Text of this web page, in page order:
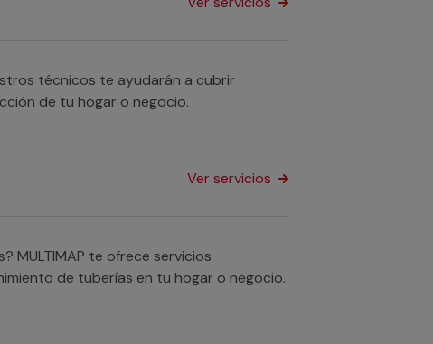
técnicos te ayudarán a cubrir
de tu hogar o negocio.
Ver servicios
MULTIMAP te ofrece servicios
de tuberías en tu hogar o negocio.